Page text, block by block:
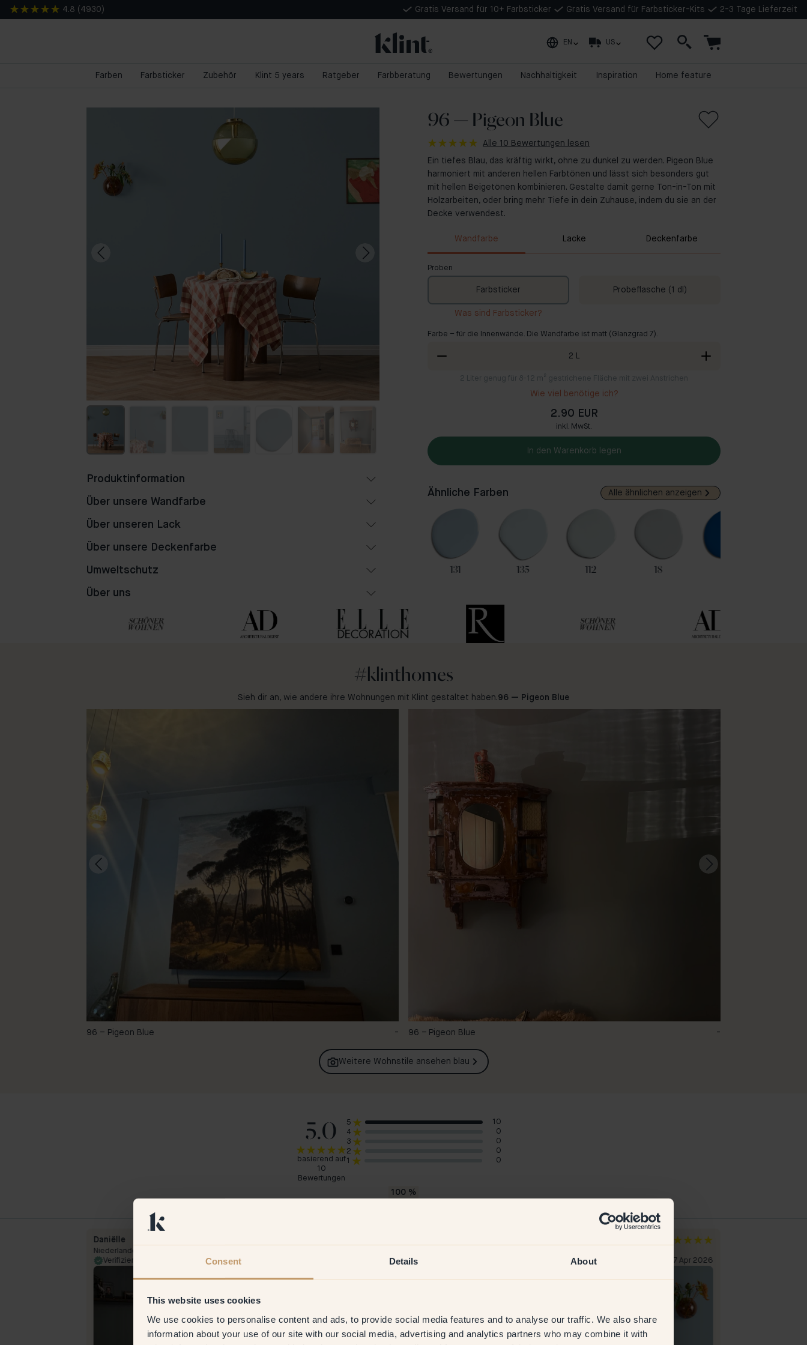
Consent Details About
This website uses cookies
We use cookies to personalise content and ads, to provide social media features and to analyse our traffic. We also share
information about your use of our site with our social media, advertising and analytics partners who may combine it with
4.8 ( 4930 ) Gratis Versand für 10+ Farbsticker Gratis Versand für Farbsticker-Kits 2-3 Tage Lieferzeit
EN US
Farben Farbsticker Zubehör Klint 5 years Ratgeber Farbberatung Bewertungen Nachhaltigkeit Inspiration Home feature
96 — Pigeon Blue
Alle 10 Bewertungen lesen
Ein tiefes Blau, das kräftig wirkt, ohne zu dunkel zu werden. Pigeon Blue
harmoniert mit anderen hellen Farbtönen und lässt sich besonders gut
mit hellen Beigetönen kombinieren. Gestalte damit gerne Ton-in-Ton mit
Holzarbeiten, oder bring mehr Tiefe in dein Zuhause, indem du sie an der
Decke verwendest.
Wandfarbe Lacke Deckenfarbe
Proben
Farbsticker Probeflasche (1 dl)
Was sind Farbsticker?
Farbe – für die Innenwände. Die Wandfarbe ist matt (Glanzgrad 7).
2 L
2 Liter genug für 8-12 m² gestrichene Fläche mit zwei Anstrichen
Wie viel benötige ich?
2.90 EUR
inkl. MwSt.
In den Warenkorb legen
Ähnliche Farben Alle ähnlichen anzeigen
76 131 135 112 18
Produktinformation
Über unsere Wandfarbe
Über unseren Lack
Über unsere Deckenfarbe
Umweltschutz
Über uns
#klinthomes
Sieh dir an, wie andere ihre Wohnungen mit Klint gestaltet haben.96 — Pigeon Blue
96 – Pigeon Blue - 96 – Pigeon Blue -
Weitere Wohnstile ansehen blau
5.0
basierend auf
10
Bewertungen
5
10
4
0
3
0
2
0
1
0
100 %
Daniëlle
Niederlande
Verifizierter Kunde
Verifizierter Kunde
27 Apr 2026